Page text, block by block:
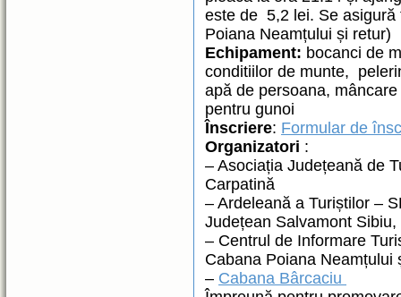
este de 5,2 lei. Se asigură
Poiana Neamțului și retur)
Echipament: bocanci de
conditiilor de munte,
apă de persoana,
pentru gunoi
Înscriere: Formular de
Organizatori :
– Asociația Județeană de
Carpatină
– Ardeleană a Turiștilor –
Județean Salvamont Sibiu,
– Centrul de Informare
Cabana Poiana Neamțului
– Cabana Bârcaciu